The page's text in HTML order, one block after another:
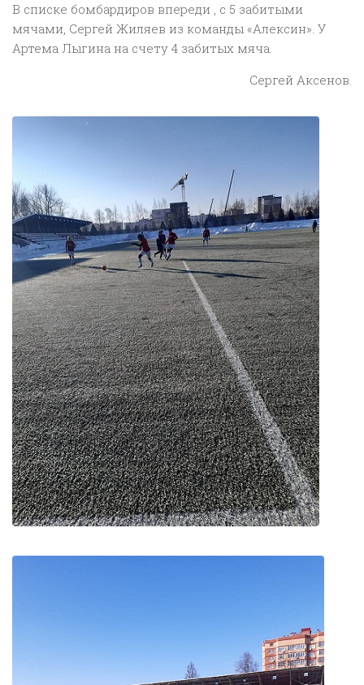
В списке бомбардиров впереди , с 5 забитыми
мячами, Сергей Жиляев из команды «Алексин». У
Артема Лыгина на счету 4 забитых мяча.
Сергей Аксенов.